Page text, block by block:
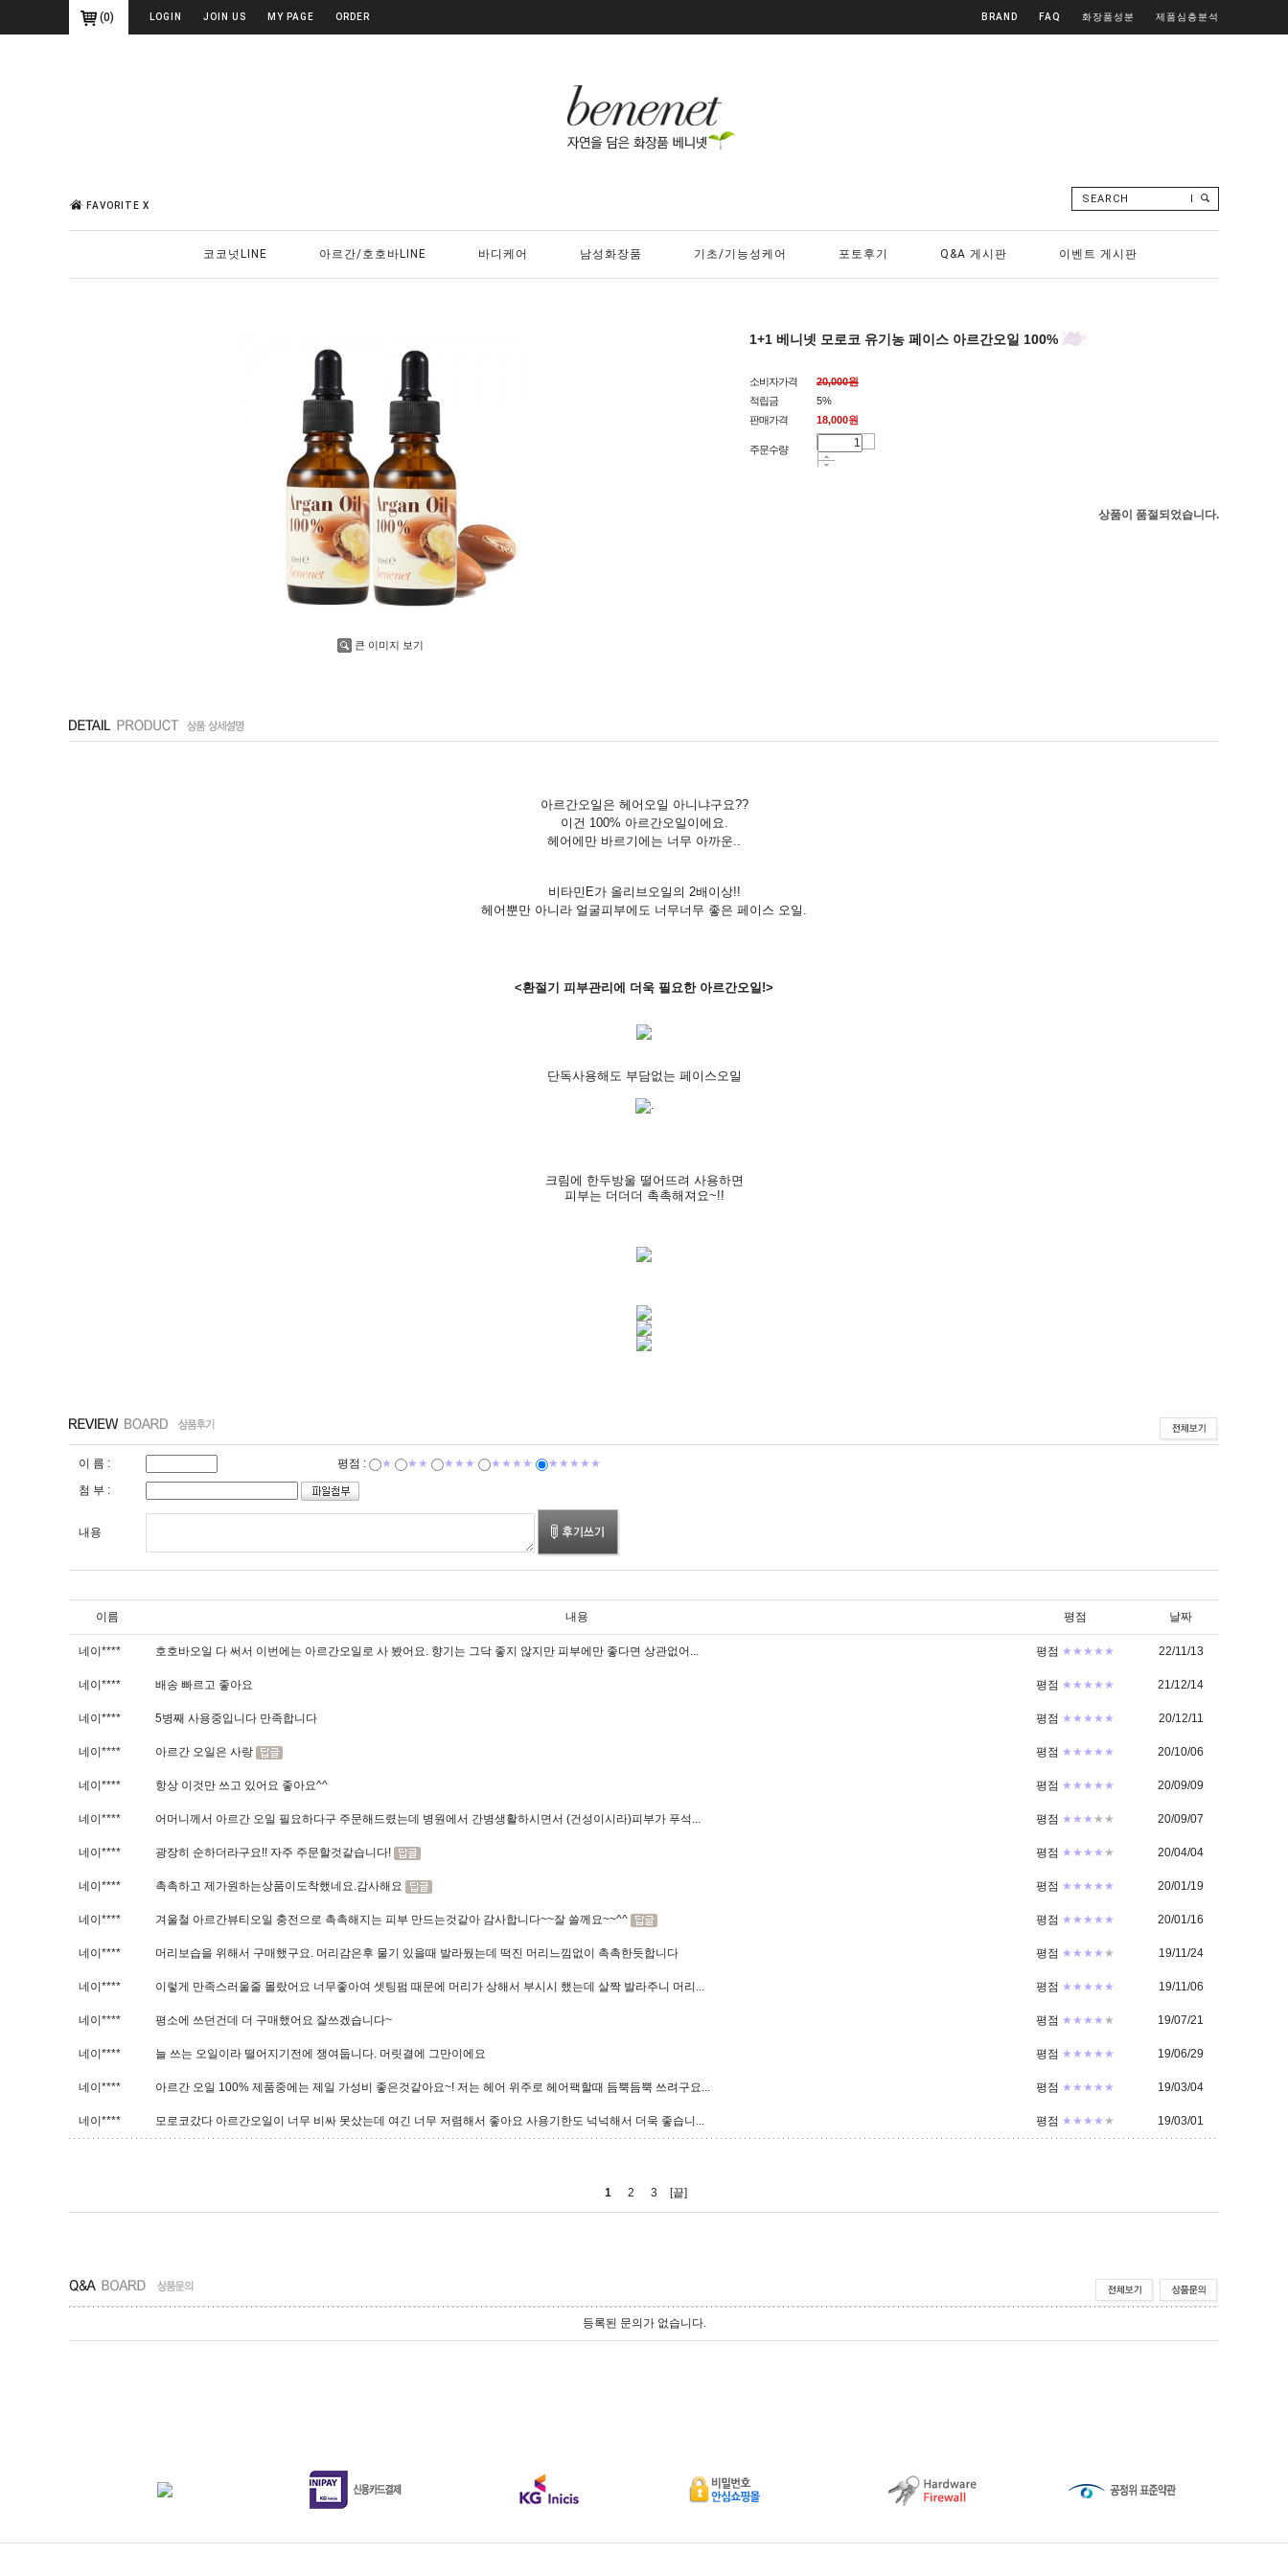
(0) LOGIN JOIN US MY PAGE ORDER BRAND FAQ 화장품성분 제품심층분석
FAVORITE X
SEARCH
코코넛LINE 아르간/호호바LINE 바디케어 남성화장품 기초/기능성케어 포토후기 Q&A 게시판 이벤트 게시판
큰 이미지 보기
1+1 베니넷 모로코 유기농 페이스 아르간오일 100%
소비자가격
20,000원
적립금
5%
판매가격
18,000원
주문수량
상품이 품절되었습니다.
아르간오일은 헤어오일 아니냐구요??
이건 100% 아르간오일이에요.
헤어에만 바르기에는 너무 아까운..
비타민E가 올리브오일의 2배이상!!
헤어뿐만 아니라 얼굴피부에도 너무너무 좋은 페이스 오일.
<환절기 피부관리에 더욱 필요한 아르간오일!>
단독사용해도 부담없는 페이스오일
.
크림에 한두방울 떨어뜨려 사용하면
피부는 더더더 촉촉해져요~!!
이 름 : 평점 : ★ ★★ ★★★ ★★★★
★★★★★
첨 부 :
내용
이름 내용 평점 날짜
네이**** 호호바오일 다 써서 이번에는 아르간오일로 사 봤어요. 향기는 그닥 좋지 않지만 피부에만 좋다면 상관없어... 평점 ★★★★★ 22/11/13
네이**** 배송 빠르고 좋아요 평점 ★★★★★ 21/12/14
네이**** 5병째 사용중입니다 만족합니다 평점 ★★★★★ 20/12/11
네이**** 아르간 오일은 사랑 평점 ★★★★★ 20/10/06
네이**** 항상 이것만 쓰고 있어요 좋아요^^ 평점 ★★★★★ 20/09/09
네이**** 어머니께서 아르간 오일 필요하다구 주문해드렸는데 병원에서 간병생활하시면서 (건성이시라)피부가 푸석... 평점 ★★★ ★★ 20/09/07
네이**** 광장히 순하더라구요!! 자주 주문할것같습니다! 평점 ★★★★ ★ 20/04/04
네이**** 촉촉하고 제가원하는상품이도착했네요.감사해요 평점 ★★★★★ 20/01/19
네이**** 겨울철 아르간뷰티오일 충전으로 촉촉해지는 피부 만드는것같아 감사합니다~~잘 쓸께요~~^^ 평점 ★★★★★ 20/01/16
네이**** 머리보습을 위해서 구매했구요. 머리감은후 물기 있을때 발라뒀는데 떡진 머리느낌없이 촉촉한듯합니다 평점 ★★★★ ★ 19/11/24
네이**** 이렇게 만족스러울줄 몰랐어요 너무좋아여 셋팅펌 때문에 머리가 상해서 부시시 했는데 살짝 발라주니 머리... 평점 ★★★★★ 19/11/06
네이**** 평소에 쓰던건데 더 구매했어요 잘쓰겠습니다~ 평점 ★★★★ ★ 19/07/21
네이**** 늘 쓰는 오일이라 떨어지기전에 쟁여둡니다. 머릿결에 그만이에요 평점 ★★★★★ 19/06/29
네이**** 아르간 오일 100% 제품중에는 제일 가성비 좋은것같아요~! 저는 헤어 위주로 헤어팩할때 듬뿍듬뿍 쓰려구요... 평점 ★★★★★ 19/03/04
네이**** 모로코갔다 아르간오일이 너무 비싸 못샀는데 여긴 너무 저렴해서 좋아요 사용기한도 넉넉해서 더욱 좋습니... 평점 ★★★★ ★ 19/03/01
1 2 3 [끝]
등록된 문의가 없습니다.